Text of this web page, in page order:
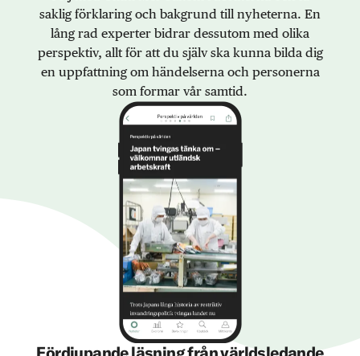
saklig förklaring och bakgrund till nyheterna. En
lång rad experter bidrar dessutom med olika
perspektiv, allt för att du själv ska kunna bilda dig
en uppfattning om händelserna och personerna
som formar vår samtid.